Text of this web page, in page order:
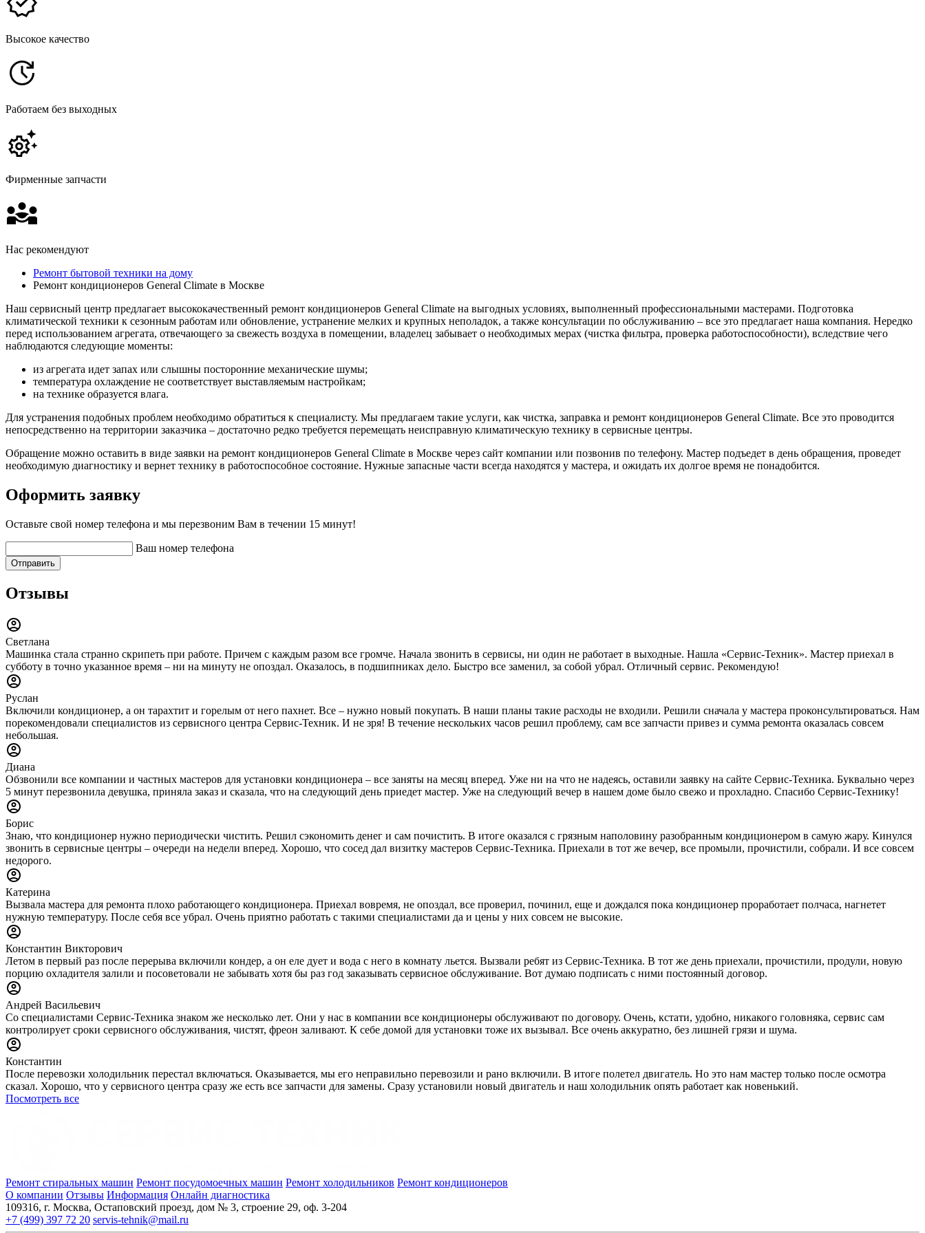
Высокое качество
Работаем без выходных
Фирменные запчасти
Нас рекомендуют
Ремонт бытовой техники на дому
Ремонт кондиционеров General Climate в Москве
Наш сервисный центр предлагает высококачественный ремонт кондиционеров General Climate на выгодных условиях, выполненный профессиональными мастерами. Подготовка
климатической техники к сезонным работам или обновление, устранение мелких и крупных неполадок, а также консультации по обслуживанию – все это предлагает наша компания. Нередко
перед использованием агрегата, отвечающего за свежесть воздуха в помещении, владелец забывает о необходимых мерах (чистка фильтра, проверка работоспособности), вследствие чего
наблюдаются следующие моменты:
из агрегата идет запах или слышны посторонние механические шумы;
температура охлаждение не соответствует выставляемым настройкам;
на технике образуется влага.
Для устранения подобных проблем необходимо обратиться к специалисту. Мы предлагаем такие услуги, как чистка, заправка и ремонт кондиционеров General Climate. Все это проводится
непосредственно на территории заказчика – достаточно редко требуется перемещать неисправную климатическую технику в сервисные центры.
Обращение можно оставить в виде заявки на ремонт кондиционеров General Climate в Москве через сайт компании или позвонив по телефону. Мастер подъедет в день обращения, проведет
необходимую диагностику и вернет технику в работоспособное состояние. Нужные запасные части всегда находятся у мастера, и ожидать их долгое время не понадобится.
Оформить заявку
Оставьте свой номер телефона и мы перезвоним Вам в течении 15 минут!
Ваш номер телефона
Отправить
Отзывы
Светлана
Машинка стала странно скрипеть при работе. Причем с каждым разом все громче. Начала звонить в сервисы, ни один не работает в выходные. Нашла «Сервис-Техник». Мастер приехал в
субботу в точно указанное время – ни на минуту не опоздал. Оказалось, в подшипниках дело. Быстро все заменил, за собой убрал. Отличный сервис. Рекомендую!
Руслан
Включили кондиционер, а он тарахтит и горелым от него пахнет. Все – нужно новый покупать. В наши планы такие расходы не входили. Решили сначала у мастера проконсультироваться. Нам
порекомендовали специалистов из сервисного центра Сервис-Техник. И не зря! В течение нескольких часов решил проблему, сам все запчасти привез и сумма ремонта оказалась совсем
небольшая.
Диана
Обзвонили все компании и частных мастеров для установки кондиционера – все заняты на месяц вперед. Уже ни на что не надеясь, оставили заявку на сайте Сервис-Техника. Буквально через
5 минут перезвонила девушка, приняла заказ и сказала, что на следующий день приедет мастер. Уже на следующий вечер в нашем доме было свежо и прохладно. Спасибо Сервис-Технику!
Борис
Знаю, что кондиционер нужно периодически чистить. Решил сэкономить денег и сам почистить. В итоге оказался с грязным наполовину разобранным кондиционером в самую жару. Кинулся
звонить в сервисные центры – очереди на недели вперед. Хорошо, что сосед дал визитку мастеров Сервис-Техника. Приехали в тот же вечер, все промыли, прочистили, собрали. И все совсем
недорого.
Катерина
Вызвала мастера для ремонта плохо работающего кондиционера. Приехал вовремя, не опоздал, все проверил, починил, еще и дождался пока кондиционер проработает полчаса, нагнетет
нужную температуру. После себя все убрал. Очень приятно работать с такими специалистами да и цены у них совсем не высокие.
Константин Викторович
Летом в первый раз после перерыва включили кондер, а он еле дует и вода с него в комнату льется. Вызвали ребят из Сервис-Техника. В тот же день приехали, прочистили, продули, новую
порцию охладителя залили и посоветовали не забывать хотя бы раз год заказывать сервисное обслуживание. Вот думаю подписать с ними постоянный договор.
Андрей Васильевич
Со специалистами Сервис-Техника знаком же несколько лет. Они у нас в компании все кондиционеры обслуживают по договору. Очень, кстати, удобно, никакого головняка, сервис сам
контролирует сроки сервисного обслуживания, чистят, фреон заливают. К себе домой для установки тоже их вызывал. Все очень аккуратно, без лишней грязи и шума.
Константин
После перевозки холодильник перестал включаться. Оказывается, мы его неправильно перевозили и рано включили. В итоге полетел двигатель. Но это нам мастер только после осмотра
сказал. Хорошо, что у сервисного центра сразу же есть все запчасти для замены. Сразу установили новый двигатель и наш холодильник опять работает как новенький.
Посмотреть все
Ремонт стиральных машин Ремонт посудомоечных машин Ремонт холодильников Ремонт кондиционеров
О компании Отзывы Информация Онлайн диагностика
109316, г. Москва, Остаповский проезд, дом № 3, строение 29, оф. 3-204
+7 (499) 397 72 20 servis-tehnik@mail.ru